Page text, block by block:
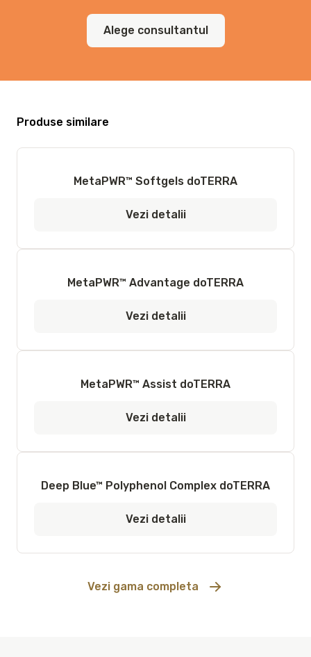
Alege consultantul
Produse similare
MetaPWR™ Softgels doTERRA
Vezi detalii
MetaPWR™ Advantage doTERRA
Vezi detalii
MetaPWR™ Assist doTERRA
Vezi detalii
Deep Blue™ Polyphenol Complex doTERRA
Vezi detalii
Vezi gama completa